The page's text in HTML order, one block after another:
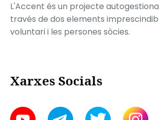
L'Accent és un projecte
través de dos elements
voluntari i les persones sòcies.
Xarxes Socials